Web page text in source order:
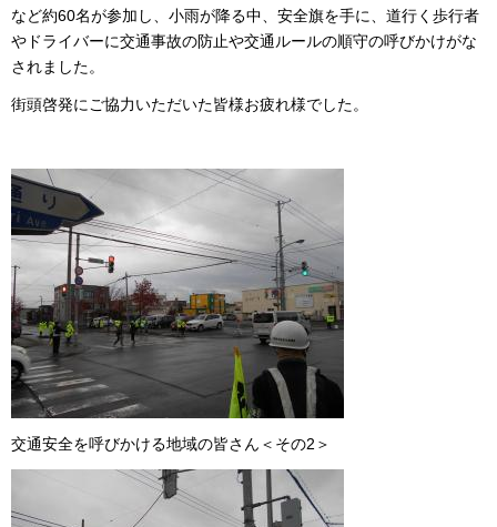
など約60名が参加し、小雨が降る中、安全旗を手に、道行く歩行者
やドライバーに交通事故の防止や交通ルールの順守の呼びかけがな
されました。
街頭啓発にご協力いただいた皆様お疲れ様でした。
交通安全を呼びかける地域の皆さん＜その2＞